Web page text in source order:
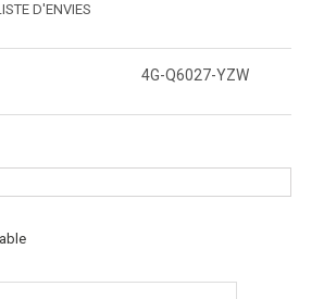
D'ENVIES
4G-Q6027-YZW